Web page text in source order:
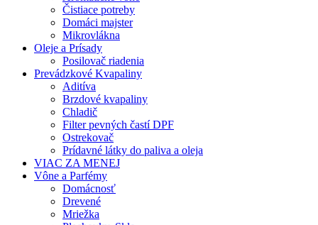
Čistiace potreby
Domáci majster
Mikrovlákna
Oleje a Prísady
Posilovač riadenia
Prevádzkové Kvapaliny
Aditíva
Brzdové kvapaliny
Chladič
Filter pevných častí DPF
Ostrekovač
Prídavné látky do paliva a oleja
VIAC ZA MENEJ
Vône a Parfémy
Domácnosť
Drevené
Mriežka